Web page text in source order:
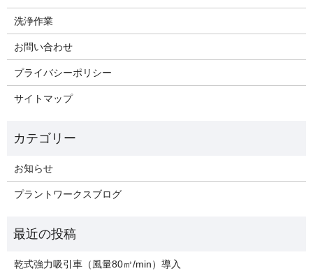
洗浄作業
お問い合わせ
プライバシーポリシー
サイトマップ
お知らせ
プラントワークスブログ
乾式強力吸引車（風量80㎥/min）導入